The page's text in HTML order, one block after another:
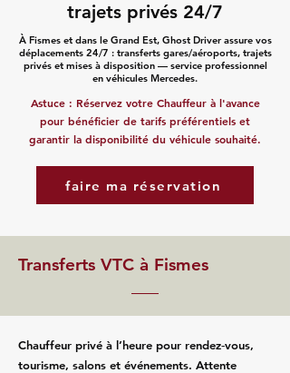
trajets privés 24/7
À Fismes et dans le Grand Est, Ghost Driver assure vos
déplacements 24/7 : transferts gares/aéroports, trajets
privés et mises à disposition — service professionnel
en véhicules Mercedes.
Astuce : Réservez votre Chauffeur à l'avance
pour bénéficier de tarifs préférentiels et
garantir la disponibilité du véhicule souhaité.
faire ma réservation
Transferts VTC à Fismes
Chauffeur privé à l’heure pour rendez‑vous,
tourisme, salons et événements. Attente